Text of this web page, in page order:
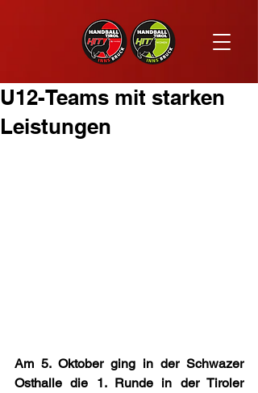
U12-Teams mit starken
Leistungen
Am 5. Oktober ging in der Schwazer
Osthalle die 1. Runde in der Tiroler